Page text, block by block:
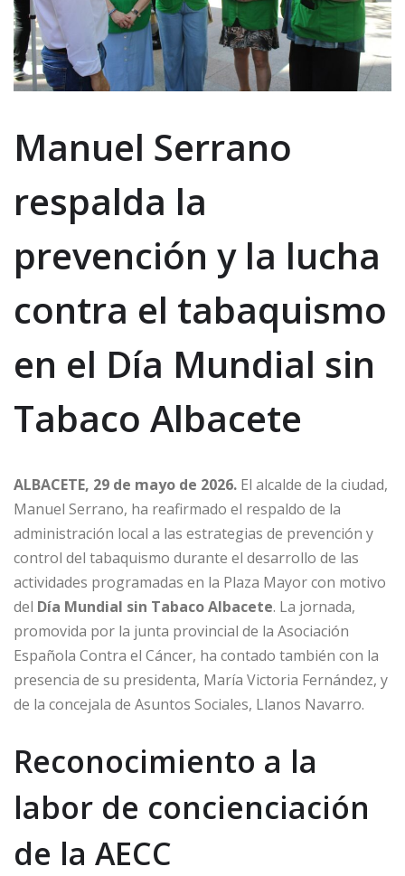
Manuel Serrano
respalda la
prevención y la lucha
contra el tabaquismo
en el Día Mundial sin
Tabaco Albacete
ALBACETE, 29 de mayo de 2026. El alcalde de la ciudad,
Manuel Serrano, ha reafirmado el respaldo de la
administración local a las estrategias de prevención y
control del tabaquismo durante el desarrollo de las
actividades programadas en la Plaza Mayor con motivo
del Día Mundial sin Tabaco Albacete. La jornada,
promovida por la junta provincial de la Asociación
Española Contra el Cáncer, ha contado también con la
presencia de su presidenta, María Victoria Fernández, y
de la concejala de Asuntos Sociales, Llanos Navarro.
Reconocimiento a la
labor de concienciación
de la AECC